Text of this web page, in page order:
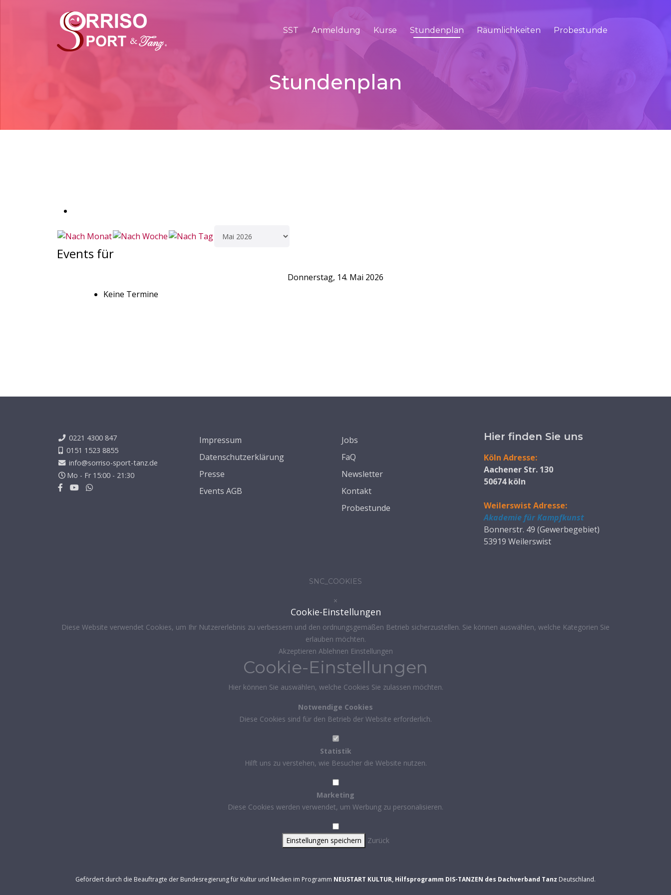
SST Anmeldung Kurse Stundenplan Räumlichkeiten Probestunde
Stundenplan
Events für
Donnerstag, 14. Mai 2026
Keine Termine
0221 4300 847
0151 1523 8855
info@sorriso-sport-tanz.de
Mo - Fr 15:00 - 21:30
Impressum
Datenschutzerklärung
Presse
Events AGB
Jobs
FaQ
Newsletter
Kontakt
Probestunde
Hier finden Sie uns
Köln Adresse:
Aachener Str. 130
50674 köln
Weilerswist Adresse:
Akademie für Kampfkunst
Bonnerstr. 49 (Gewerbegebiet)
53919 Weilerswist
SNC_COOKIES
×
Cookie-Einstellungen
Diese Website verwendet Cookies, um Ihr Nutzererlebnis zu verbessern und den ordnungsgemäßen Betrieb sicherzustellen. Sie können auswählen, welche Kategorien Sie
erlauben möchten.
Akzeptieren Ablehnen Einstellungen
Cookie-Einstellungen
Hier können Sie auswählen, welche Cookies Sie zulassen möchten.
Notwendige Cookies
Diese Cookies sind für den Betrieb der Website erforderlich.
Statistik
Hilft uns zu verstehen, wie Besucher die Website nutzen.
Marketing
Diese Cookies werden verwendet, um Werbung zu personalisieren.
Einstellungen speichern Zurück
Gefördert durch die Beauftragte der Bundesregierung für Kultur und Medien im Programm NEUSTART KULTUR, Hilfsprogramm DIS-TANZEN des Dachverband Tanz Deutschland.